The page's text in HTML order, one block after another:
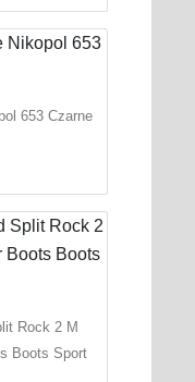
653 Czarne
Rock 2 M
Boots Sport